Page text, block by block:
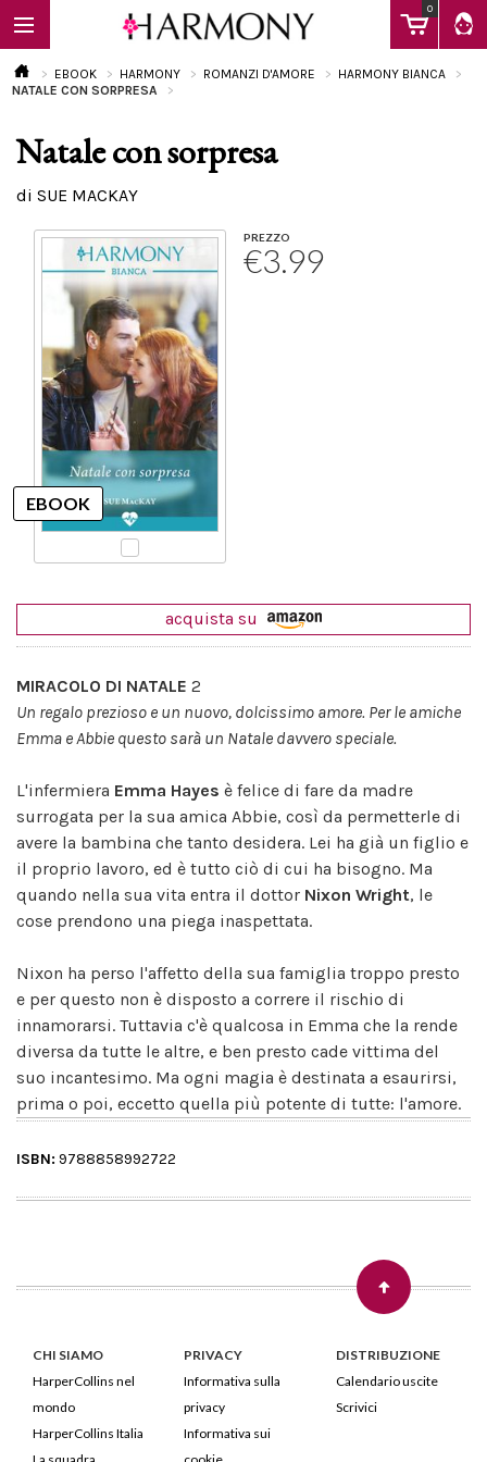
0
EBOOK
Calendario
EBOOK HARMONY ROMANZI D'AMORE
HARMONY BIANCA
NATALE CON SORPRESA
Natale con sorpresa
di SUE MACKAY
PREZZO
€3.99
acquista su
MIRACOLO DI NATALE 2
Un regalo prezioso e un nuovo, dolcissimo amore. Per le amiche
Emma e Abbie questo sarà un Natale davvero speciale.
L'infermiera Emma Hayes è felice di fare da madre
surrogata per la sua amica Abbie, così da permetterle di
avere la bambina che tanto desidera. Lei ha già un figlio e
il proprio lavoro, ed è tutto ciò di cui ha bisogno. Ma
quando nella sua vita entra il dottor Nixon Wright, le
cose prendono una piega inaspettata.
Nixon ha perso l'affetto della sua famiglia troppo presto
e per questo non è disposto a correre il rischio di
innamorarsi. Tuttavia c'è qualcosa in Emma che la rende
diversa da tutte le altre, e ben presto cade vittima del
suo incantesimo. Ma ogni magia è destinata a esaurirsi,
prima o poi, eccetto quella più potente di tutte: l'amore.
ISBN: 9788858992722
CHI SIAMO
HarperCollins nel
mondo
HarperCollins Italia
PRIVACY
Informativa sulla
privacy
Informativa sui
DISTRIBUZIONE
Calendario uscite
Scrivici